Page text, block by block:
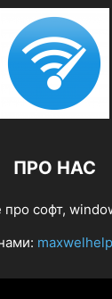
ПРО НАС
софт,